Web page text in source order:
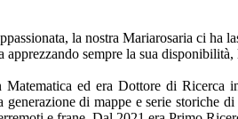
la nostra Mariarosaria ci
sempre la sua
Matematica ed era Dottore di
di mappe e serie storiche